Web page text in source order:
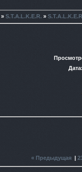
» S.T.A.L.K.E.R. »
Дата
« Предыдущая |